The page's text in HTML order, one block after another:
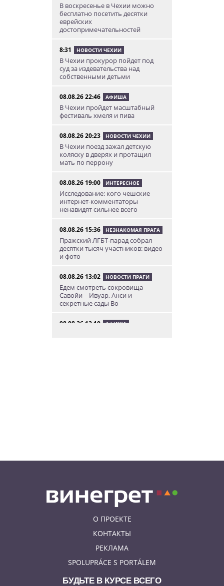
В воскресенье в Чехии можно
бесплатно посетить десятки
еврейских
достопримечательностей
8:31 НОВОСТИ ЧЕХИИ
В Чехии прокурор пойдет под
суд за издевательства над
собственными детьми
08.08.26 22:46 АФИША
В Чехии пройдет масштабный
фестиваль хмеля и пива
08.08.26 20:23 НОВОСТИ ЧЕХИИ
В Чехии поезд зажал детскую
коляску в дверях и протащил
мать по перрону
08.08.26 19:00 ИНТЕРЕСНОЕ
Исследование: кого чешские
интернет-комментаторы
ненавидят сильнее всего
08.08.26 15:36 НЕЗНАКОМАЯ ПРАГА
Пражский ЛГБТ-парад собрал
десятки тысяч участников: видео
и фото
08.08.26 13:02 НОВОСТИ ПРАГИ
Едем смотреть сокровища
Савойи – Ивуар, Анси и
секретные сады Во
08.08.26 12:10 АФИША
О ПРОЕКТЕ
КОНТАКТЫ
РЕКЛАМА
SPOLUPRÁCE S PORTÁLEM
БУДЬТЕ В КУРСЕ ВСЕГО